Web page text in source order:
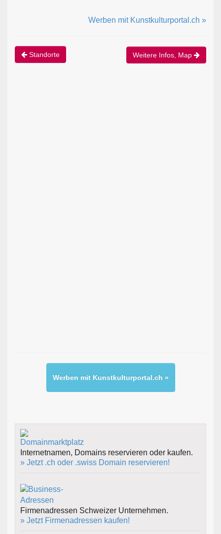
Werben mit Kunstkulturportal.ch »
Standorte Weitere Infos, Map
Werben mit Kunstkulturportal.ch »
Internetnamen, Domains reservieren oder kaufen.
» Jetzt .ch oder .swiss Domain reservieren!
Firmenadressen Schweizer Unternehmen.
» Jetzt Firmenadressen kaufen!